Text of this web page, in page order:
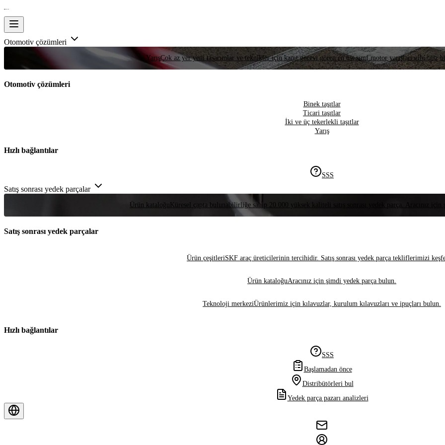
Otomotiv çözümleri
YarışÇok az yer yeni tasarımlar ve teknikler için kanıt görevi gören en üst sınıf motor yarışları gibi titiz
Otomotiv çözümleri
Binek taşıtlar
Ticari taşıtlar
İki ve üç tekerlekli taşıtlar
Yarış
Hızlı bağlantılar
SSS
Satış sonrası yedek parçalar
Ürün kataloğu Küresel çapta bulunabilirliğe sahip 20.000 yüksek kaliteli satış sonrası yedek parça. Aracınız
Satış sonrası yedek parçalar
Ürün çeşitleriSKF araç üreticilerinin tercihidir. Satış sonrası yedek parça tekliflerimizi
Ürün kataloğuAracınız için şimdi yedek parça bulun.
Teknoloji merkeziÜrünlerimiz için kılavuzlar, kurulum kılavuzları ve ipuçları bulun.
Hızlı bağlantılar
SSS
Başlamadan önce
Distribütörleri bul
Yedek parça pazarı analizleri